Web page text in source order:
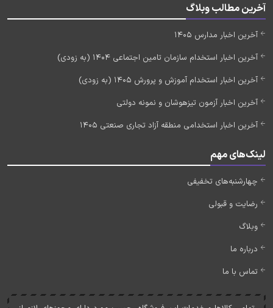
آخرین مطالب وبلاگ
آخرین اخبار مدارس 1405
آخرین اخبار استخدام سازمان تامین اجتماعی 1404 (به زودی)
آخرین اخبار استخدام آموزش و پرورش 1405 (به زودی)
آخرین اخبار آزمون تیزهوشان و نمونه دولتی
آخرین اخبار استخدامی منطقه آزاد تجاری صنعتی 1405
لینک‌های مهم
چهارشنبه‌های تخفیفی
رضایت و قبولی
وبلاگ
درباره ما
تماس با ما